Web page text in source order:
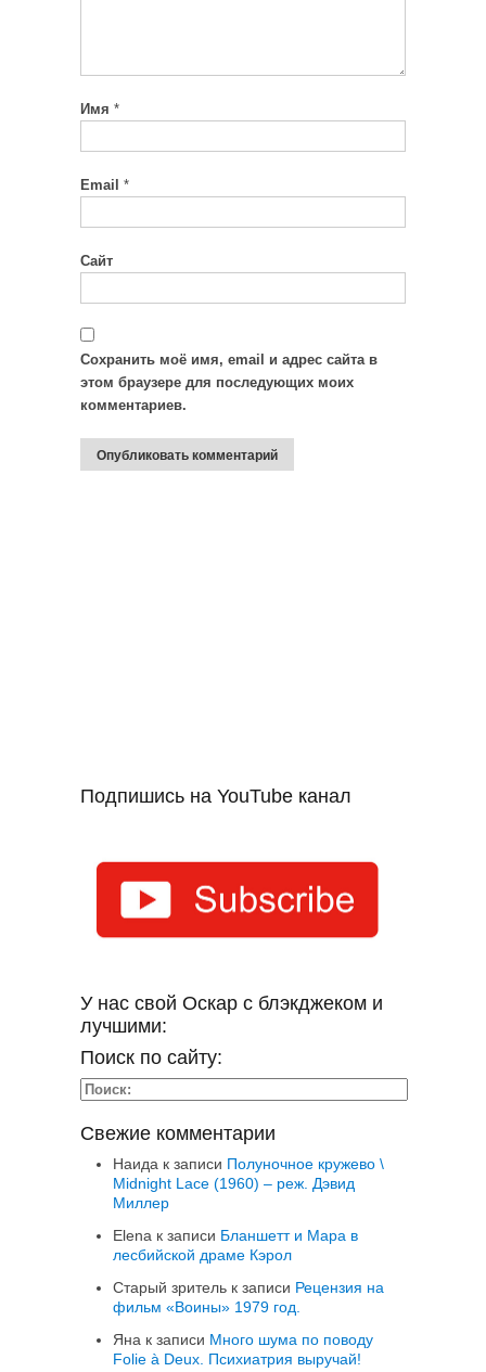
Имя *
Email *
Сайт
Сохранить моё имя, email и адрес сайта в
этом браузере для последующих моих
комментариев.
Подпишись на YouTube канал
У нас свой Оскар с блэкджеком и
лучшими:
Поиск по сайту:
Свежие комментарии
Наида к записи Полуночное кружево \
Midnight Lace (1960) – реж. Дэвид
Миллер
Elena к записи Бланшетт и Мара в
лесбийской драме Кэрол
Старый зритель к записи Рецензия на
фильм «Воины» 1979 год.
Яна к записи Много шума по поводу
Folie à Deux. Психиатрия выручай!